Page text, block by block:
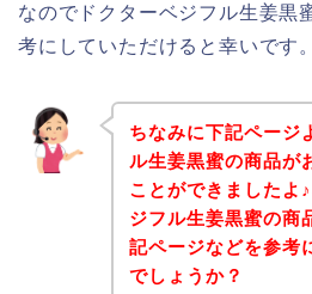
なのでドクターベジフル生姜黒
考にしていただけると幸いです。
ちなみに下記ページ
ル生姜黒蜜の商品が
ことができましたよ
ジフル生姜黒蜜の商
記ページなどを参考
でしょうか？